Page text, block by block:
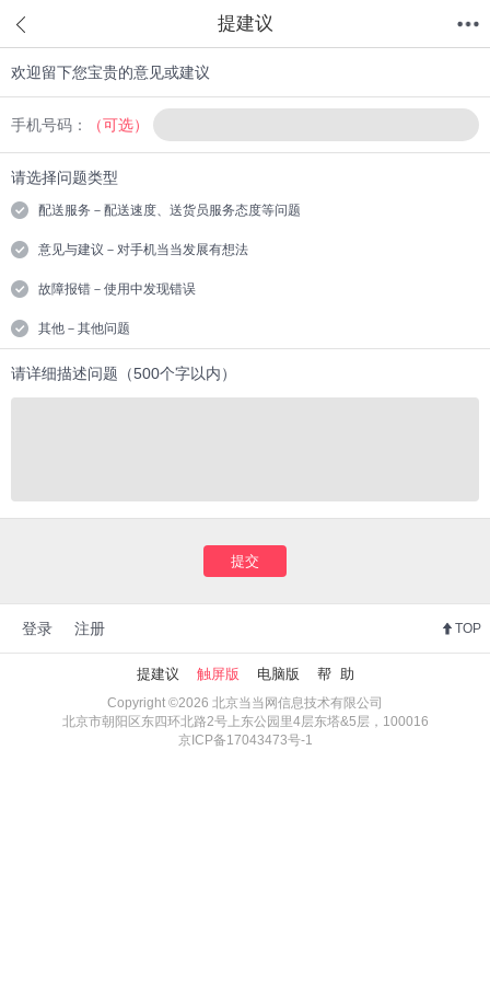
提建议
欢迎留下您宝贵的意见或建议
手机号码： （可选）
请选择问题类型
配送服务－配送速度、送货员服务态度等问题
意见与建议－对手机当当发展有想法
故障报错－使用中发现错误
其他－其他问题
请详细描述问题（500个字以内）
提交
登录 注册 TOP
提建议 触屏版 电脑版 帮 助
Copyright ©2026 北京当当网信息技术有限公司
北京市朝阳区东四环北路2号上东公园里4层东塔&5层，100016
京ICP备17043473号-1